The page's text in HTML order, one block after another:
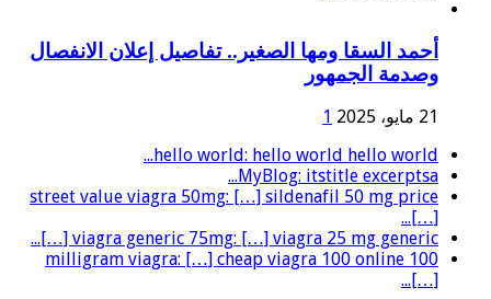
أحمد السقا ومها الصغير.. تفاصيل إعلان الانفصال
وصدمة الجمهور
21 مايو، 2025
1
hello world: hello world hello world...
MyBlog: itstitle excerptsa...
street value viagra 50mg: […] sildenafil 50 mg price
[…]...
viagra generic 75mg: […] viagra 25 mg generic […]...
100 milligram viagra: […] cheap viagra 100 online
[…]...